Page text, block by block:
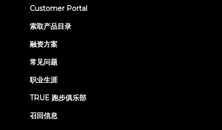
Customer Portal(opens
索取产品目录
融资方案
常见问题
职业生涯
TRUE 跑步俱乐部
召回信息